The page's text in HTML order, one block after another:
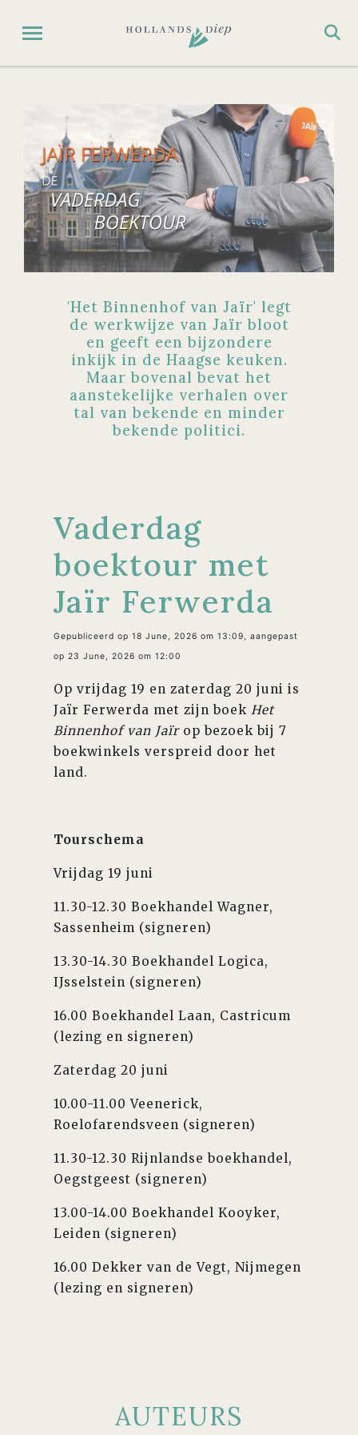
'Het Binnenhof van Jaïr' legt
de werkwijze van Jaïr bloot
en geeft een bijzondere
inkijk in de Haagse keuken.
Maar bovenal bevat het
aanstekelijke verhalen over
tal van bekende en minder
bekende politici.
Vaderdag
boektour met
Jaïr Ferwerda
Gepubliceerd op 18 June, 2026 om 13:09, aangepast
op 23 June, 2026 om 12:00
Op vrijdag 19 en zaterdag 20 juni is
Jaïr Ferwerda met zijn boek Het
Binnenhof van Jaïrop bezoek bij 7
boekwinkels verspreid door het
land.
Tourschema
Vrijdag 19 juni
11.30-12.30 Boekhandel Wagner,
Sassenheim (signeren)
13.30-14.30 Boekhandel Logica,
IJsselstein (signeren)
16.00 Boekhandel Laan, Castricum
(lezing en signeren)
Zaterdag 20 juni
10.00-11.00 Veenerick,
Roelofarendsveen (signeren)
11.30-12.30 Rijnlandse boekhandel,
Oegstgeest (signeren)
13.00-14.00 Boekhandel Kooyker,
Leiden (signeren)
16.00 Dekker van de Vegt, Nijmegen
(lezing en signeren)
AUTEURS